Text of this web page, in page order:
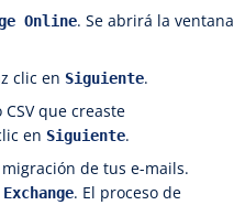
Online. Se abrirá la ventana
clic en Siguiente.
que creaste
en Siguiente.
de tus e-mails.
. El proceso de